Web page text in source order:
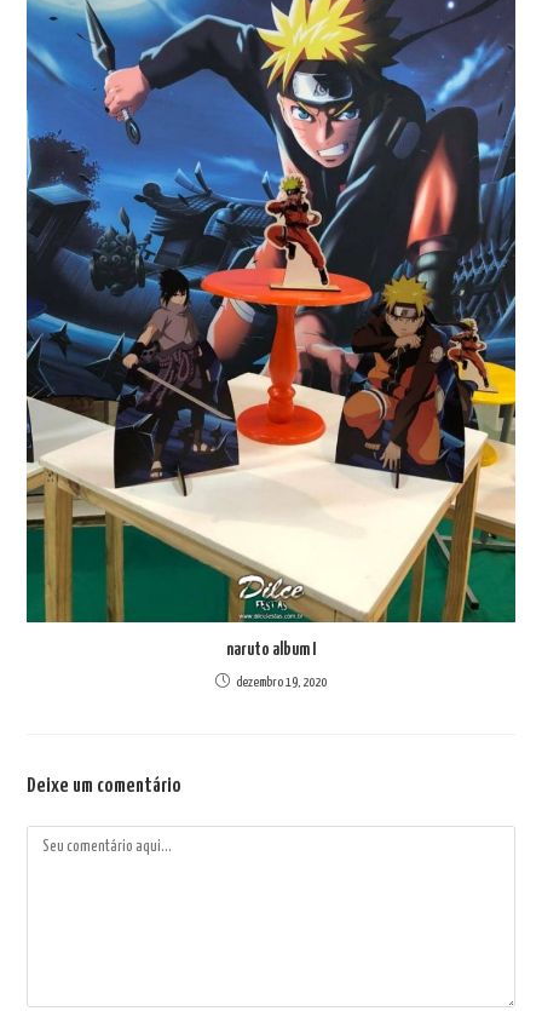
naruto album I
dezembro 19, 2020
Deixe um comentário
Comentário